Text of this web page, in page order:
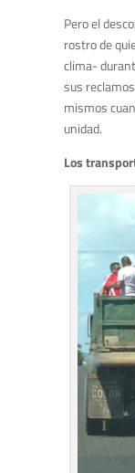
Pero el
rostro de
clima-
sus
mismos
unidad.
Los